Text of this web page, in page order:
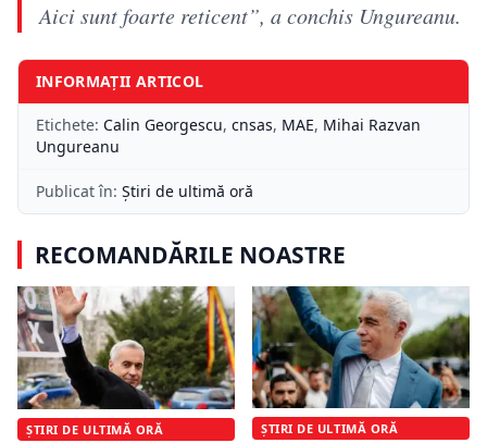
Aici sunt foarte reticent”, a conchis Ungureanu.
INFORMAȚII ARTICOL
Etichete: Calin Georgescu, cnsas, MAE, Mihai Razvan
Ungureanu
Publicat în: Știri de ultimă oră
RECOMANDĂRILE NOASTRE
ȘTIRI DE ULTIMĂ ORĂ ȘTIRI DE ULTIMĂ ORĂ